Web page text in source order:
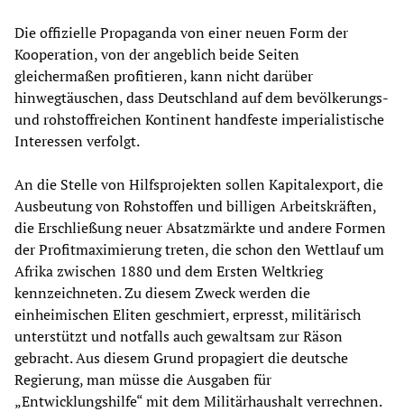
Die offizielle Propaganda von einer neuen Form der
Kooperation, von der angeblich beide Seiten
gleichermaßen profitieren, kann nicht darüber
hinwegtäuschen, dass Deutschland auf dem bevölkerungs-
und rohstoffreichen Kontinent handfeste imperialistische
Interessen verfolgt.
An die Stelle von Hilfsprojekten sollen Kapitalexport, die
Ausbeutung von Rohstoffen und billigen Arbeitskräften,
die Erschließung neuer Absatzmärkte und andere Formen
der Profitmaximierung treten, die schon den Wettlauf um
Afrika zwischen 1880 und dem Ersten Weltkrieg
kennzeichneten. Zu diesem Zweck werden die
einheimischen Eliten geschmiert, erpresst, militärisch
unterstützt und notfalls auch gewaltsam zur Räson
gebracht. Aus diesem Grund propagiert die deutsche
Regierung, man müsse die Ausgaben für
„Entwicklungshilfe“ mit dem Militärhaushalt verrechnen.